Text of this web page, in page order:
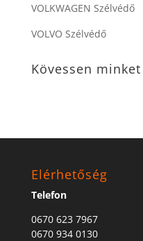
VOLKWAGEN Szélvédő
VOLVO Szélvédő
Kövessen
Elérhetőség
Telefon
0670 623 7967
0670 934 0130